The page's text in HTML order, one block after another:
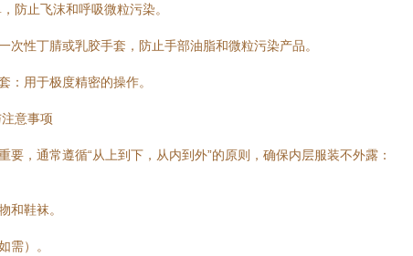
防止飞沫和呼吸微粒污染。
次性丁腈或乳胶手套，防止手部油脂和微粒污染产品。
：用于极度精密的操作。
意事项
要，通常遵循“从上到下，从内到外”的原则，确保内层服装不外露：
和鞋袜。
需）。